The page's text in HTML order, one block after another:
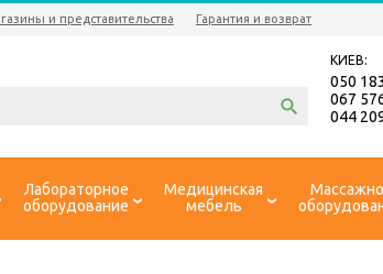
и представительства Гарантия и возврат
КИЕВ:
050
067
044
Лабораторное
оборудование
Медицинская
мебель